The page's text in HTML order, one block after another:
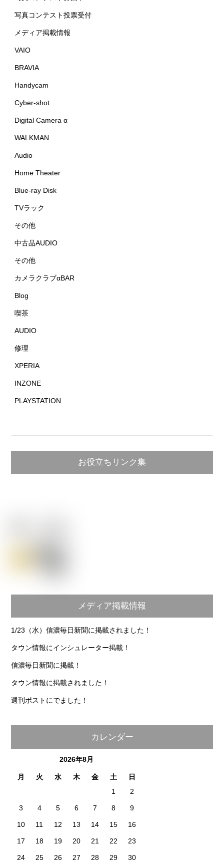
写真コンテスト投票受付
メディア掲載情報
VAIO
BRAVIA
Handycam
Cyber-shot
Digital Camera α
WALKMAN
Audio
Home Theater
Blue-ray Disk
TVラック
その他
中古品AUDIO
その他
カメラクラブαBAR
Blog
喫茶
AUDIO
修理
XPERIA
INZONE
PLAYSTATION
お役立ちリンク集
メディア掲載情報
1/23（水）信濃毎日新聞に掲載されました！
タウン情報にインシュレーター掲載！
信濃毎日新聞に掲載！
タウン情報に掲載されました！
週刊ポストにでました！
カレンダー
2026年8月
月 火 水 木 金 土
日
1
2
3 4 5 6 7 8 9
10 11 12 13 14 15 16
17 18 19 20 21 22 23
24 25 26 27 28 29 30